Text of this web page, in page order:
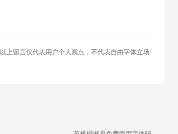
以上留言仅代表用户个人观点，不代表自由字体立场